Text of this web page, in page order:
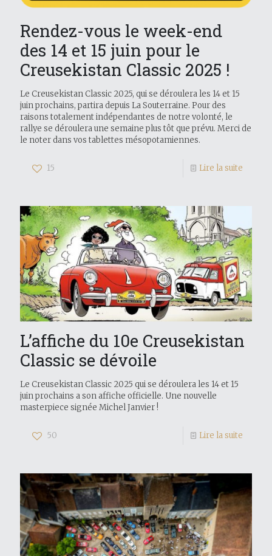
Rendez-vous le week-end
des 14 et 15 juin pour le
Creusekistan Classic 2025 !
Le Creusekistan Classic 2025, qui se déroulera les 14 et 15
juin prochains, partira depuis La Souterraine. Pour des
raisons totalement indépendantes de notre volonté, le
rallye se déroulera une semaine plus tôt que prévu. Merci de
le noter dans vos tablettes mésopotamiennes.
15 Lire la suite
L’affiche du 10e Creusekistan
Classic se dévoile
Le Creusekistan Classic 2025 qui se déroulera les 14 et 15
juin prochains a son affiche officielle. Une nouvelle
masterpiece signée Michel Janvier !
50 Lire la suite